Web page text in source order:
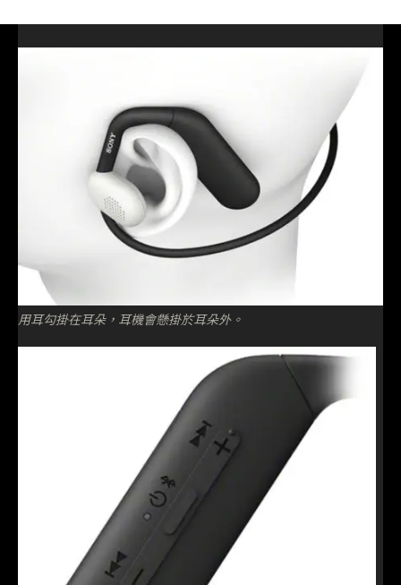
用耳勾掛在耳朵，耳機會懸掛於耳朵外。